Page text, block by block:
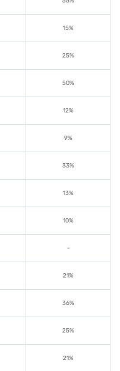
15%
25%
50%
12%
9%
33%
13%
10%
-
21%
36%
25%
21%